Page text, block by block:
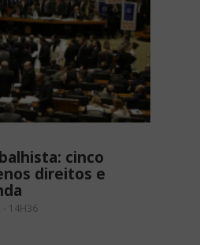
cinco
direitos e
- 14H36